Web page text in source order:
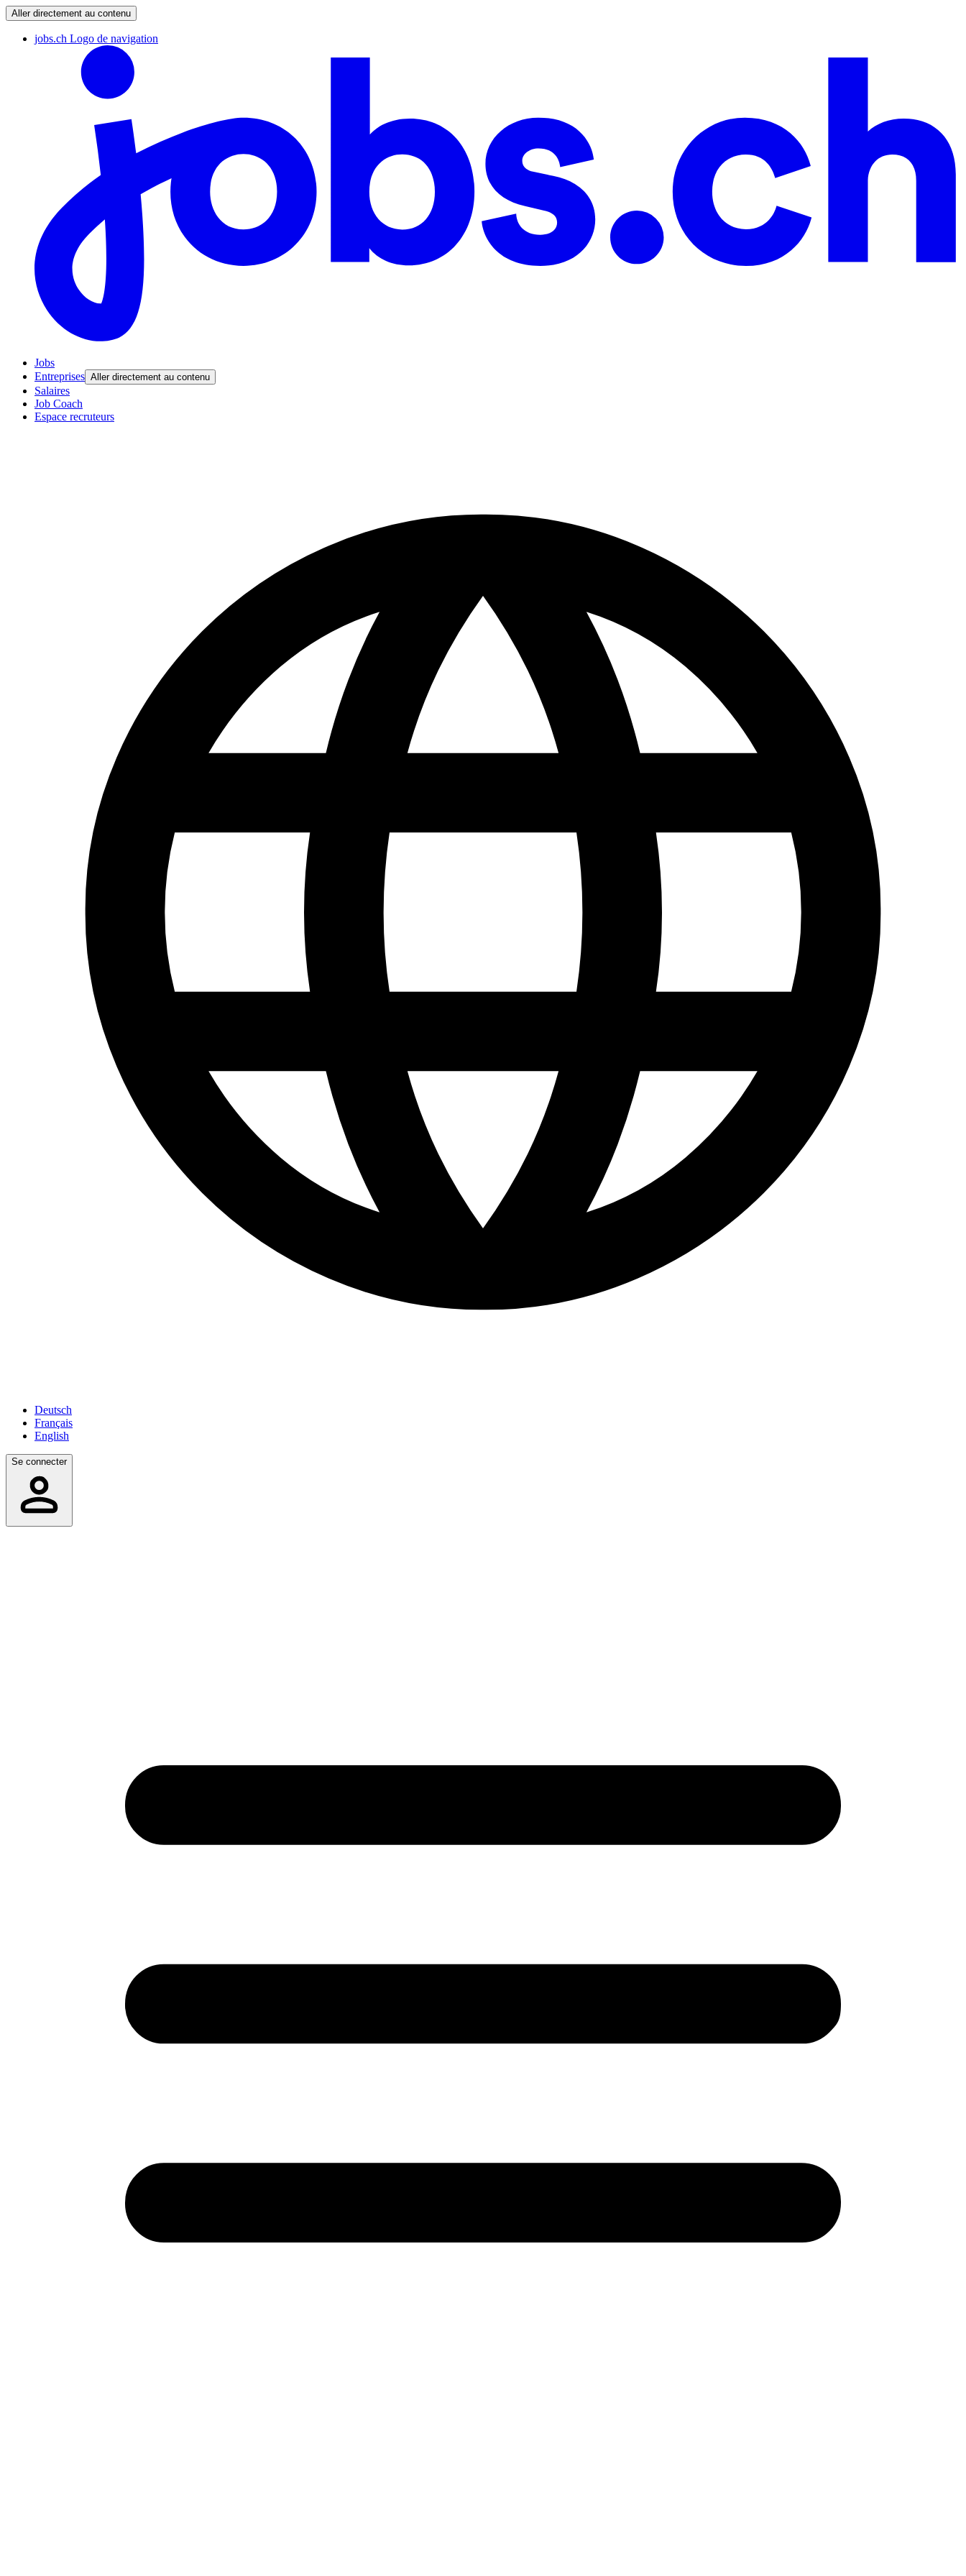
Aller directement au contenu
jobs.ch Logo de navigation
Jobs
Entreprises Aller directement au contenu
Salaires
Job Coach
Espace recruteurs
Deutsch
Français
English
Se connecter